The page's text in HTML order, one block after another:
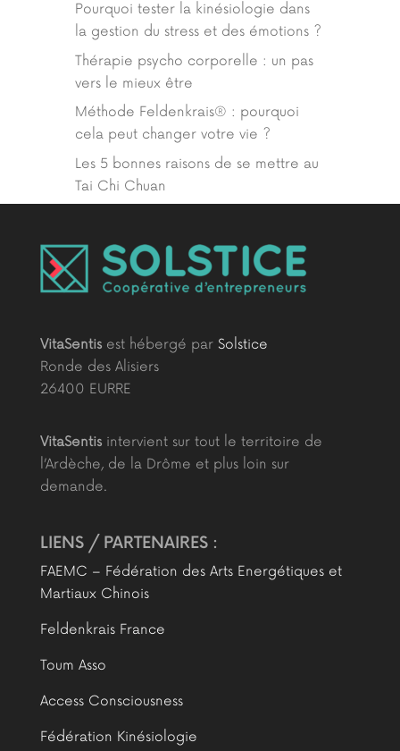
Pourquoi tester la kinésiologie dans
la gestion du stress et des émotions ?
Thérapie psycho corporelle : un pas
vers le mieux être
Méthode Feldenkrais® : pourquoi
cela peut changer votre vie ?
Les 5 bonnes raisons de se mettre au
Tai Chi Chuan
VitaSentisest hébergé par Solstice
Ronde des Alisiers
26400 EURRE
VitaSentisintervient sur tout le territoire de
l’Ardèche, de la Drôme et plus loin sur
demande.
LIENS / PARTENAIRES :
FAEMC – Fédération des Arts Energétiques et
Martiaux Chinois
Feldenkrais France
Toum Asso
Access Consciousness
Fédération Kinésiologie